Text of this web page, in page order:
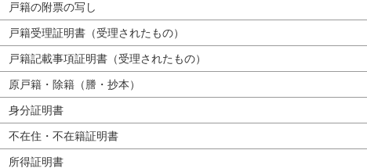
戸籍の附票の写し
戸籍受理証明書（受理されたもの）
戸籍記載事項証明書（受理されたもの）
原戸籍・除籍（謄・抄本）
身分証明書
不在住・不在籍証明書
所得証明書